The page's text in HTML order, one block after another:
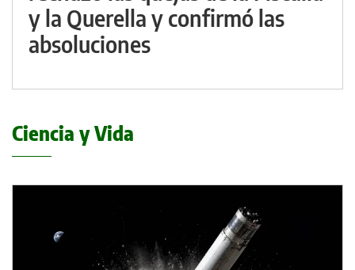
y la Querella y confirmó las
absoluciones
Ciencia y Vida